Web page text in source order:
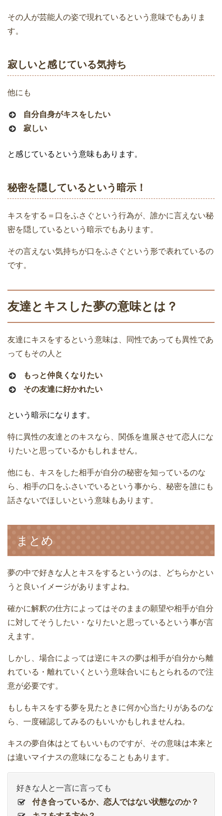
その人が芸能人の姿で現れているという意味でもありま
す。
寂しいと感じている気持ち
他にも
自分自身がキスをしたい
寂しい
と感じているという意味もあります。
秘密を隠しているという暗示！
キスをする＝口をふさぐという行為が、誰かに言えない秘
密を隠しているという暗示でもあります。
その言えない気持ちが口をふさぐという形で表れているの
です。
友達とキスした夢の意味とは？
友達にキスをするという意味は、同性であっても異性であ
ってもその人と
もっと仲良くなりたい
その友達に好かれたい
という暗示になります。
特に異性の友達とのキスなら、関係を進展させて恋人にな
りたいと思っているかもしれません。
他にも、キスをした相手が自分の秘密を知っているのな
ら、相手の口をふさいでいるという事から、秘密を誰にも
話さないでほしいという意味もあります。
まとめ
夢の中で好きな人とキスをするというのは、どちらかとい
うと良いイメージがありますよね。
確かに解釈の仕方によってはそのままの願望や相手が自分
に対してそうしたい・なりたいと思っているという事が言
えます。
しかし、場合によっては逆にキスの夢は相手が自分から離
れている・離れていくという意味合いにもとられるので注
意が必要です。
もしもキスをする夢を見たときに何か心当たりがあるのな
ら、一度確認してみるのもいいかもしれませんね。
キスの夢自体はとてもいいものですが、その意味は本来と
は違いマイナスの意味になることもあります。
好きな人と一言に言っても
付き合っているか、恋人ではない状態なのか？